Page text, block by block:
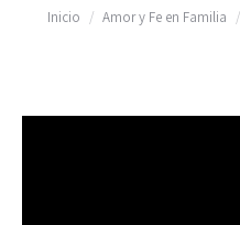
Inicio Amor y Fe en Familia